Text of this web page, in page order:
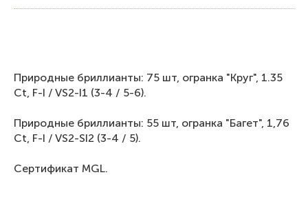
Природные бриллианты: 75 шт, огранка "Круг", 1.35
Ct, F-I / VS2-I1 (3-4 / 5-6).
Природные бриллианты: 55 шт, огранка "Багет", 1,76
Ct, F-I / VS2-SI2 (3-4 / 5).
Сертификат MGL.